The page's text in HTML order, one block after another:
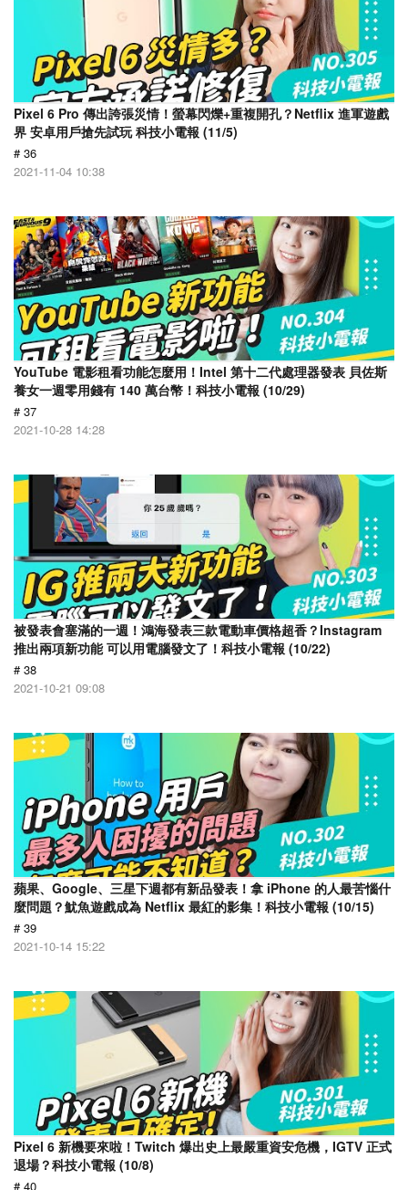
Pixel 6 Pro 傳出誇張災情！螢幕閃爍+重複開孔？Netflix 進軍遊戲
界 安卓用戶搶先試玩 科技小電報 (11/5)
# 36
2021-11-04 10:38
YouTube 電影租看功能怎麼用！Intel 第十二代處理器發表 貝佐斯
養女一週零用錢有 140 萬台幣！科技小電報 (10/29)
# 37
2021-10-28 14:28
被發表會塞滿的一週！鴻海發表三款電動車價格超香？Instagram
推出兩項新功能 可以用電腦發文了！科技小電報 (10/22)
# 38
2021-10-21 09:08
蘋果、Google、三星下週都有新品發表！拿 iPhone 的人最苦惱什
麼問題？魷魚遊戲成為 Netflix 最紅的影集！科技小電報 (10/15)
# 39
2021-10-14 15:22
Pixel 6 新機要來啦！Twitch 爆出史上最嚴重資安危機，IGTV 正式
退場？科技小電報 (10/8)
# 40